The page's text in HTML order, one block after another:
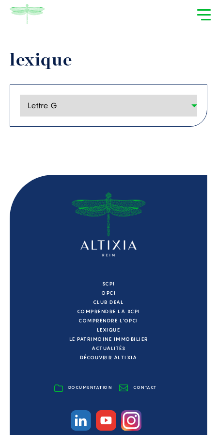
lexique
SCPI
OPCI
CLUB DEAL
COMPRENDRE LA SCPI
COMPRENDRE L'OPCI
LEXIQUE
LE PATRIMOINE IMMOBILIER
ACTUALITÉS
DÉCOUVRIR ALTIXIA
DOCUMENTATION CONTACT